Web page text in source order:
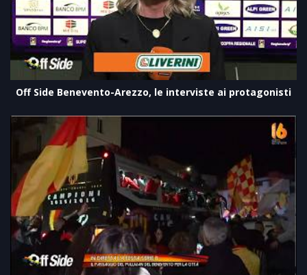
Off Side Benevento-Arezzo, le interviste ai protagonisti